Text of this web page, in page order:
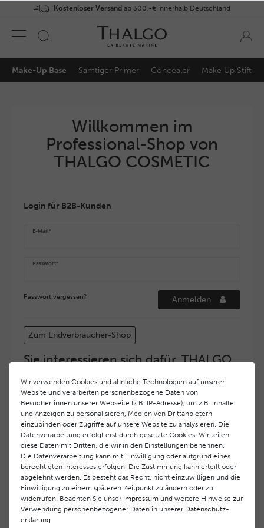
Kostenloser Versand ab 300,-€ innerhalb Deutschland
Make-Up Base Samtiger Primer Concealer Make Up Stift
Willkommen im
Professional-Shop von
THALGO COSMETIC
Login für B2B-Kunden
E-Mail*
Passwort*
Passwort vergessen? Anmelden
Zum Endverbraucher-Shop
Sie interessieren sich dafür, THALGO
werden?
Hohe Servicequalität und ein exzellentes Markenimage
haben beiTHALGO COSMETICoberste Priorität.
Anspruchsvollen Endverbrauchern möchten wir ein
hohes Qualitätsniveau und gleichzeitig eine
überdurchschnittliche Behandlungs- und Serviceleistung
gewährleisten. Deshalb haben wir ein selektives
Vertriebssystem eingeführt. THALGO COSMETICPartner
werden auf diese Weise wirtschaftlich unterstützt,
während Endverbrauchern eine stets gleichbleibend hohe
Dienstleistungsqualität und ein innovatives Produkt- und
Wir verwenden Cookies und ähnliche Technologien auf unserer
Website und verarbeiten personenbezogene Daten von
Besucher:innen unserer Webseite (z.B. IP-Adresse), um z.B. Inhalte
und Anzeigen zu personalisieren, Medien von Drittanbietern
einzubinden oder Zugriffe auf unsere Website zu analysieren. Die
Datenverarbeitung erfolgt erst durch gesetzte Cookies. Wir teilen
diese Daten mit Dritten, die wir in den Einstellungen benennen.
Die Datenverarbeitung kann mit Einwilligung oder aufgrund eines
berechtigten Interesses erfolgen. Die Zustimmung kann erteilt oder
abgelehnt werden. Es besteht das Recht, nicht einzuwilligen und die
Einwilligung zu einem späteren Zeitpunkt zu ändern oder zu
widerrufen. Beachten Sie unser Impressum und weitere Hinweise zur
Verwendung personenbezogener Daten in unserer Daten­schutz­
erklärung